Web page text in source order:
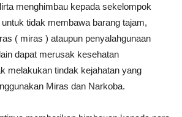
menghimbau kepada sekelompok
tidak membawa barang tajam,
( miras ) ataupun penyalahgunaan
dapat merusak kesehatan
melakukan tindak kejahatan yang
Miras dan Narkoba.